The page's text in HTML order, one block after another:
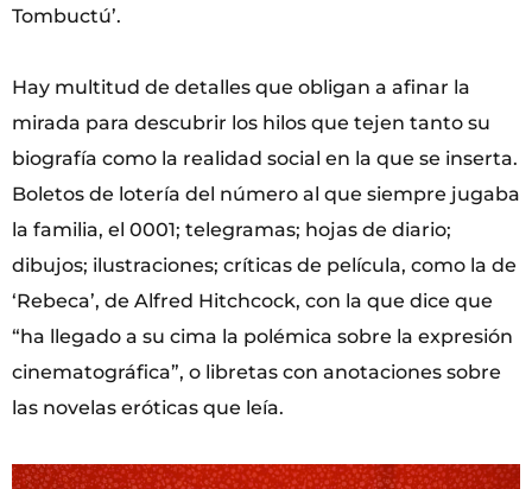
Tombuctú’.
Hay multitud de detalles que obligan a afinar la
mirada para descubrir los hilos que tejen tanto su
biografía como la realidad social en la que se inserta.
Boletos de lotería del número al que siempre jugaba
la familia, el 0001; telegramas; hojas de diario;
dibujos; ilustraciones; críticas de película, como la de
‘Rebeca’, de Alfred Hitchcock, con la que dice que
“ha llegado a su cima la polémica sobre la expresión
cinematográfica”, o libretas con anotaciones sobre
las novelas eróticas que leía.